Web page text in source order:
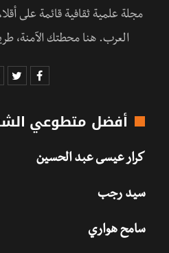
مجلة علمية ثقافية قائمة على
العرب. هنا محطتك الآمنة،
أفضل متطوعي
كرار عيسى عبد الحسين
سيد رجب
سامح هواري